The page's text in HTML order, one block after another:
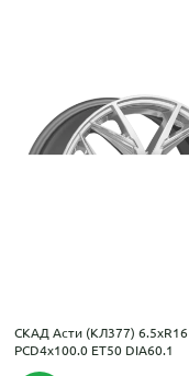
СКАД Асти (КЛ377) 6.5xR16
PCD4x100.0 ET50 DIA60.1